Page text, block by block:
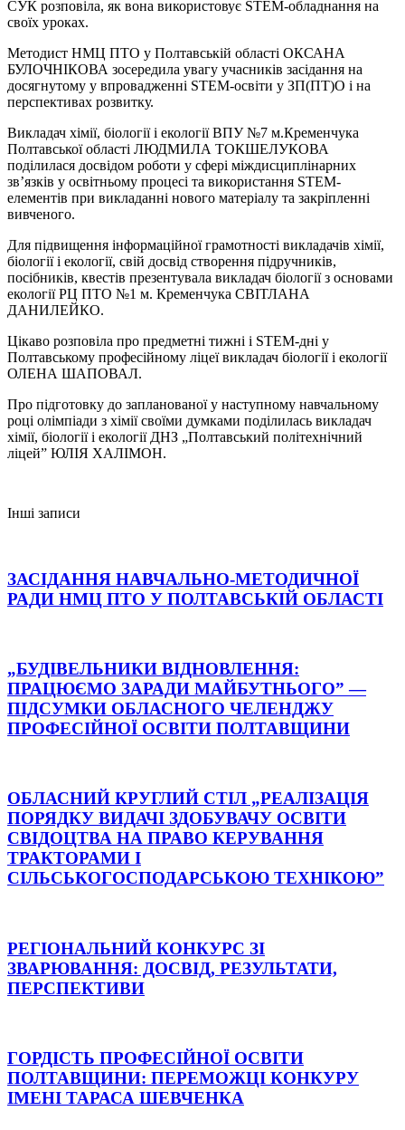
СУК розповіла, як вона використовує STEM-обладнання на
своїх уроках.
Методист НМЦ ПТО у Полтавській області ОКСАНА
БУЛОЧНІКОВА зосередила увагу учасників засідання на
досягнутому у впровадженні STEM-освіти у ЗП(ПТ)О і на
перспективах розвитку.
Викладач хімії, біології і екології ВПУ №7 м.Кременчука
Полтавської області ЛЮДМИЛА ТОКШЕЛУКОВА
поділилася досвідом роботи у сфері міждисциплінарних
зв’язків у освітньому процесі та використання STEM-
елементів при викладанні нового матеріалу та закріпленні
вивченого.
Для підвищення інформаційної грамотності викладачів хімії,
біології і екології, свій досвід створення підручників,
посібників, квестів презентувала викладач біології з основами
екології РЦ ПТО №1 м. Кременчука СВІТЛАНА
ДАНИЛЕЙКО.
Цікаво розповіла про предметні тижні і STEM-дні у
Полтавському професійному ліцеї викладач біології і екології
ОЛЕНА ШАПОВАЛ.
Про підготовку до запланованої у наступному навчальному
році олімпіади з хімії своїми думками поділилась викладач
хімії, біології і екології ДНЗ „Полтавський політехнічний
ліцей” ЮЛІЯ ХАЛІМОН.
Інші записи
ЗАСІДАННЯ НАВЧАЛЬНО-МЕТОДИЧНОЇ
РАДИ НМЦ ПТО У ПОЛТАВСЬКІЙ ОБЛАСТІ
„БУДІВЕЛЬНИКИ ВІДНОВЛЕННЯ:
ПРАЦЮЄМО ЗАРАДИ МАЙБУТНЬОГО” —
ПІДСУМКИ ОБЛАСНОГО ЧЕЛЕНДЖУ
ПРОФЕСІЙНОЇ ОСВІТИ ПОЛТАВЩИНИ
ОБЛАСНИЙ КРУГЛИЙ СТІЛ „РЕАЛІЗАЦІЯ
ПОРЯДКУ ВИДАЧІ ЗДОБУВАЧУ ОСВІТИ
СВІДОЦТВА НА ПРАВО КЕРУВАННЯ
ТРАКТОРАМИ І
СІЛЬСЬКОГОСПОДАРСЬКОЮ ТЕХНІКОЮ”
РЕГІОНАЛЬНИЙ КОНКУРС ЗІ
ЗВАРЮВАННЯ: ДОСВІД, РЕЗУЛЬТАТИ,
ПЕРСПЕКТИВИ
ГОРДІСТЬ ПРОФЕСІЙНОЇ ОСВІТИ
ПОЛТАВЩИНИ: ПЕРЕМОЖЦІ КОНКУРУ
ІМЕНІ ТАРАСА ШЕВЧЕНКА